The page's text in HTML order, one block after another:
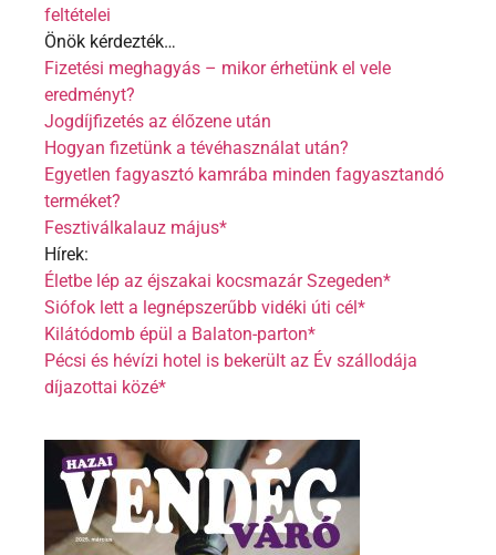
feltételei
Önök kérdezték…
Fizetési meghagyás – mikor érhetünk el vele
eredményt?
Jogdíjfizetés az élőzene után
Hogyan fizetünk a tévéhasználat után?
Egyetlen fagyasztó kamrába minden fagyasztandó
terméket?
Fesztiválkalauz május*
Hírek:
Életbe lép az éjszakai kocsmazár Szegeden*
Siófok lett a legnépszerűbb vidéki úti cél*
Kilátódomb épül a Balaton-parton*
Pécsi és hévízi hotel is bekerült az Év szállodája
díjazottai közé*